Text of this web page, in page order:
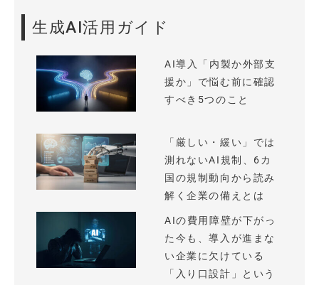
生成AI活用ガイド
AI導入「内製か外部支
援か」で悩む前に確認
すべき5つのこと
「厳しい・緩い」では
測れないAI規制、6カ
国の規制動向から読み
解く企業の備えとは
AIの費用障壁が下がっ
た今も、導入が進まな
い企業に欠けている
「入り口設計」という